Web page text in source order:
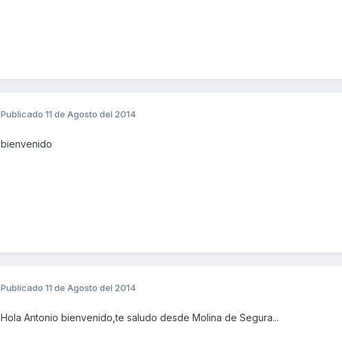
Publicado 11 de Agosto del 2014
bienvenido
Publicado 11 de Agosto del 2014
Hola Antonio bienvenido,te saludo desde Molina de Segura...